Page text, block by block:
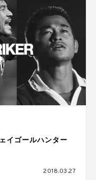
ゴールハンター
2018.03.27